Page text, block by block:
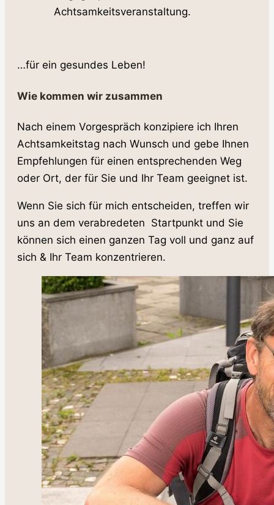
Achtsamkeitsveranstaltung.
…für ein gesundes Leben!
Wie kommen wir zusammen
Nach einem Vorgespräch konzipiere ich Ihren
Achtsamkeitstag nach Wunsch und gebe Ihnen
Empfehlungen für einen entsprechenden Weg
oder Ort, der für Sie und Ihr Team geeignet ist.
Wenn Sie sich für mich entscheiden, treffen wir
uns an dem verabredeten Startpunkt und Sie
können sich einen ganzen Tag voll und ganz auf
sich & Ihr Team konzentrieren.